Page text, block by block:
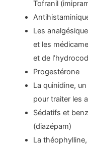
Tofranil
Les
et les
et de
Progestérone
La quinidine,
pour traiter les
Sédatifs et
(diazépam)
La